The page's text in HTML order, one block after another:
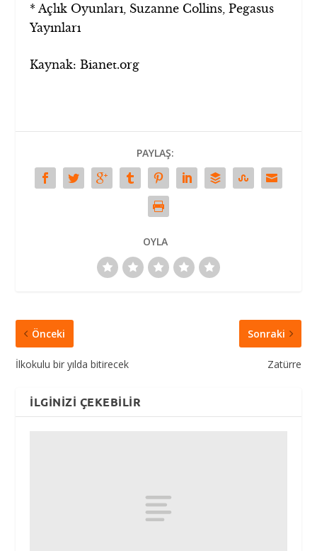
* Açlık Oyunları, Suzanne Collins, Pegasus
Yayınları
Kaynak: Bianet.org
PAYLAŞ:
OYLA
Önceki
İlkokulu bir yılda bitirecek
Sonraki
Zatürre
İLGINIZI ÇEKEBILIR